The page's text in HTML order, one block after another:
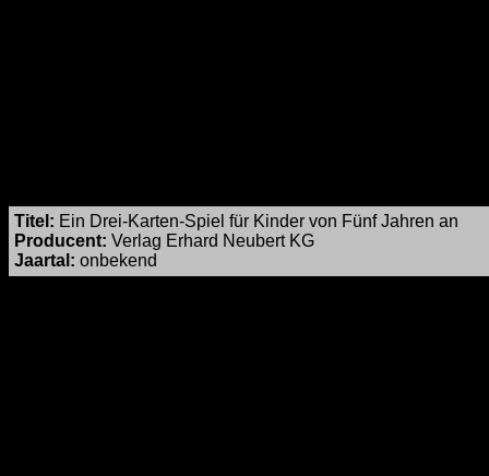
Titel : Ein Drei-Karten-Spiel für Kinder von Fünf Jahren an
Producent: Verlag Erhard Neubert KG
Jaartal: onbekend